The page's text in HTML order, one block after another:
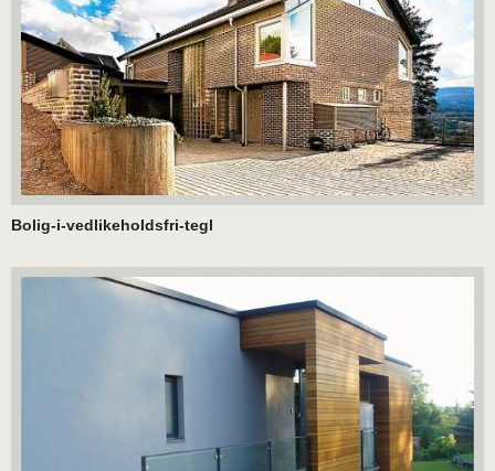
Bolig-i-vedlikeholdsfri-tegl